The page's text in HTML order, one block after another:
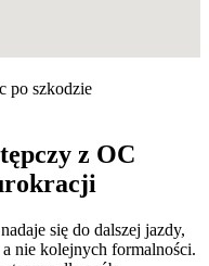
po szkodzie
z OC
się do dalszej jazdy,
nie kolejnych formalności.